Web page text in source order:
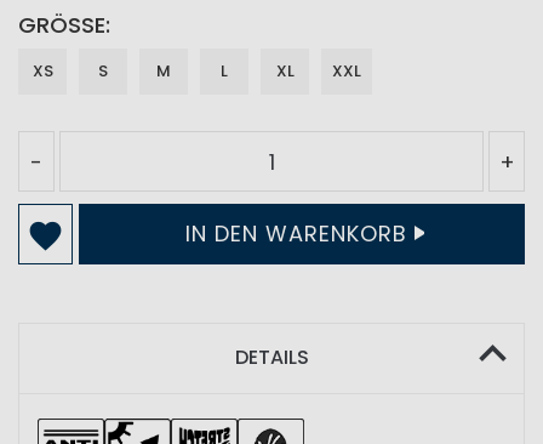
GRÖSSE
XS S M L XL XXL
- +
IN DEN WARENKORB
DETAILS